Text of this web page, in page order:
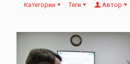
Категории Теги Автор